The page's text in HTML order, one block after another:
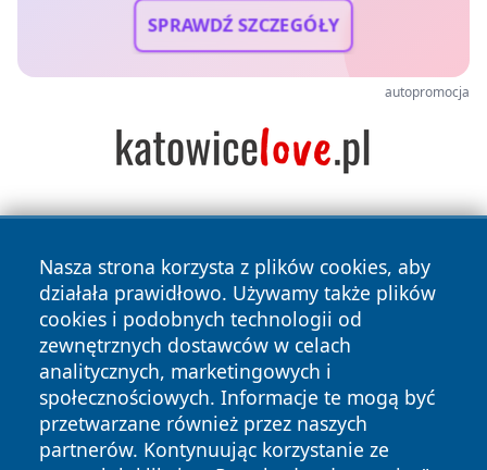
SPRAWDŹ SZCZEGÓŁY
autopromocja
Nasza strona korzysta z plików cookies, aby
działała prawidłowo. Używamy także plików
cookies i podobnych technologii od
zewnętrznych dostawców w celach
analitycznych, marketingowych i
społecznościowych. Informacje te mogą być
przetwarzane również przez naszych
partnerów. Kontynuując korzystanie ze
Copyright © 2026 raciborski24.pl Wszystkie prawa
zastrzeżone.
News Autorzy
Polityka
Polityka